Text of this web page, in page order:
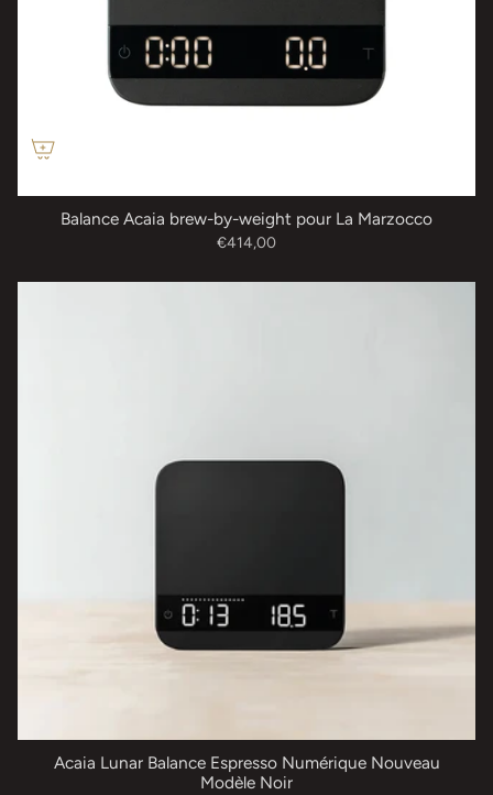
Balance Acaia brew-by-weight pour La Marzocco
€414,00
Acaia Lunar Balance Espresso Numérique Nouveau
Modèle Noir